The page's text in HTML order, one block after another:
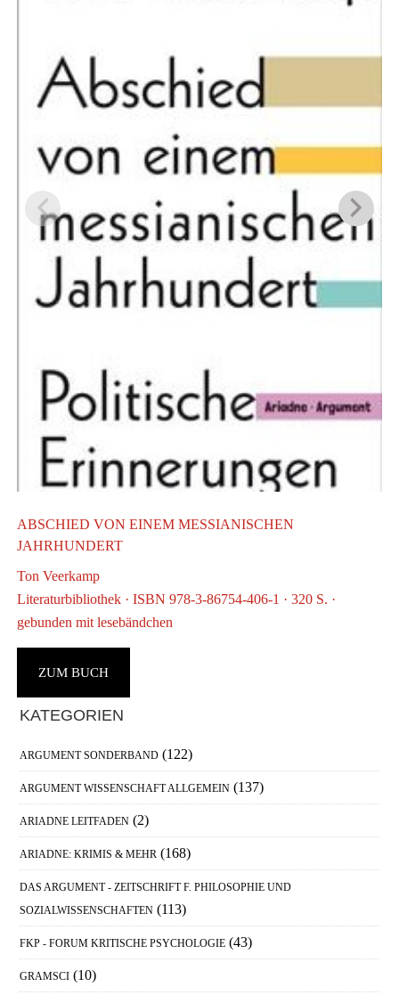
ABSCHIED VON EINEM MESSIANISCHEN
JAHRHUNDERT
Ton Veerkamp
Literaturbibliothek · ISBN 978-3-86754-406-1 · 320 S. ·
gebunden mit lesebändchen
ZUM BUCH
Haupt-
Sidebar
KATEGORIEN
ARGUMENT SONDERBAND (122)
ARGUMENT WISSENSCHAFT ALLGEMEIN (137)
ARIADNE LEITFADEN (2)
ARIADNE: KRIMIS & MEHR (168)
DAS ARGUMENT - ZEITSCHRIFT F. PHILOSOPHIE UND
SOZIALWISSENSCHAFTEN (113)
FKP - FORUM KRITISCHE PSYCHOLOGIE (43)
GRAMSCI (10)